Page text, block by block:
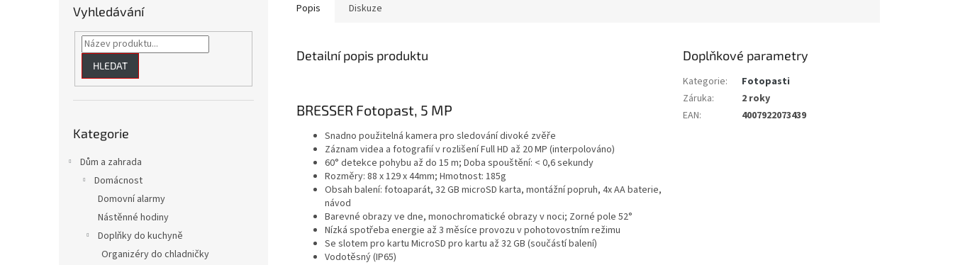
Vyhledávání
HLEDAT
kategorie
Kategorie
Dům a zahrada
Domácnost
Domovní alarmy
Nástěnné hodiny
Doplňky do kuchyně
Organizéry do chladničky
Popis Diskuze
Detailní popis produktu
BRESSER Fotopast, 5 MP
Snadno použitelná kamera pro sledování divoké zvěře
Záznam videa a fotografií v rozlišení Full HD až 20 MP (interpolováno)
60° detekce pohybu až do 15 m; Doba spouštění: < 0,6 sekundy
Rozměry: 88 x 129 x 44mm; Hmotnost: 185g
Obsah balení: fotoaparát, 32 GB microSD karta, montážní popruh, 4x AA baterie,
návod
Barevné obrazy ve dne, monochromatické obrazy v noci; Zorné pole 52°
Nízká spotřeba energie až 3 měsíce provozu v pohotovostním režimu
Se slotem pro kartu MicroSD pro kartu až 32 GB (součástí balení)
Vodotěsný (IP65)
Doplňkové parametry
Kategorie:
Fotopasti
Záruka:
2 roky
EAN: 4007922073439